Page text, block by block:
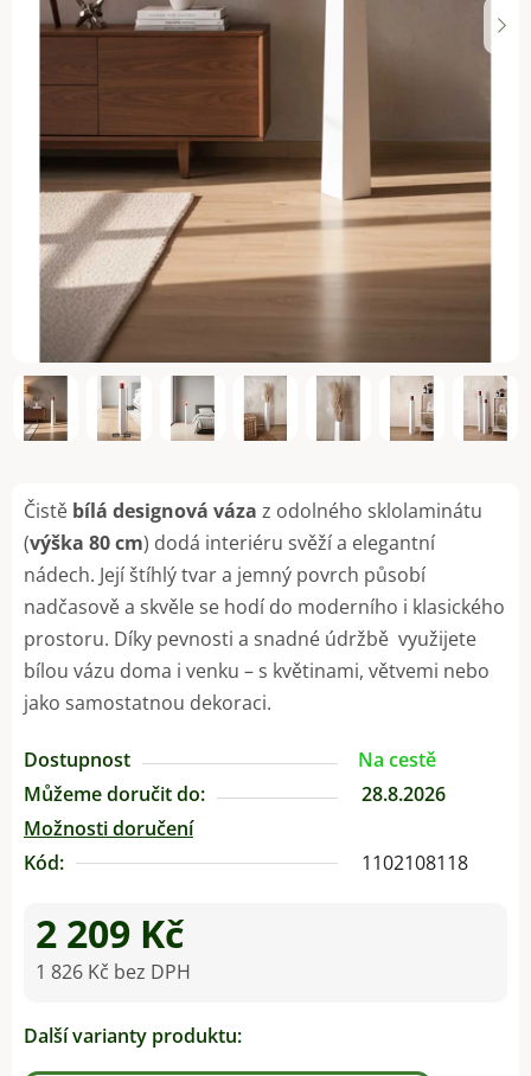
Čistě bílá designová váza z odolného sklolaminátu
(výška 80 cm) dodá interiéru svěží a elegantní
nádech. Její štíhlý tvar a jemný povrch působí
nadčasově a skvěle se hodí do moderního i klasického
prostoru. Díky pevnosti a snadné údržbě využijete
bílou vázu doma i venku – s květinami, větvemi nebo
jako samostatnou dekoraci.
Dostupnost
Na cestě
Můžeme doručit do:
28.8.2026
Možnosti doručení
Kód:
1102108118
2 209 Kč
1 826 Kč bez DPH
Další varianty produktu: